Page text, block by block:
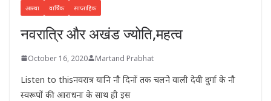
आस्था वार्षिक साप्ताहिक
नवरात्रि और अखंड ज्योति,महत्व
October 16, 2020 Martand Prabhat
Listen to thisनवरात्र यानि नौ दिनों तक चलने वाली देवी दुर्गा के नौ
स्वरूपों की आराधना के साथ ही इस